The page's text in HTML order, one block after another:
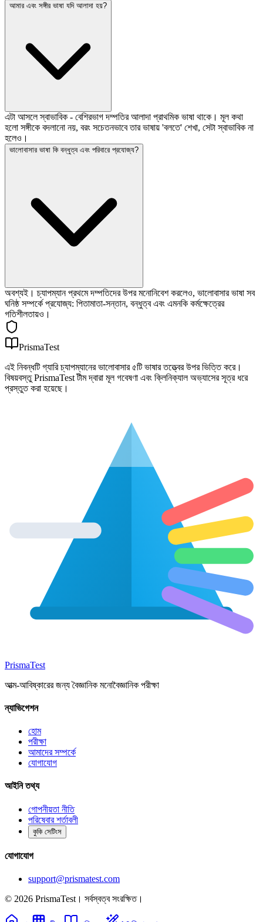
আমার এবং সঙ্গীর ভাষা যদি আলাদা হয়?
এটা আসলে স্বাভাবিক - বেশিরভাগ দম্পতির আলাদা প্রাথমিক ভাষা থাকে। মূল কথা
হলো সঙ্গীকে বদলানো নয়, বরং সচেতনভাবে তার ভাষায় 'বলতে' শেখা, সেটা স্বাভাবিক না
হলেও।
ভালোবাসার ভাষা কি বন্ধুত্ব এবং পরিবারে প্রযোজ্য?
অবশ্যই। চ্যাপম্যান প্রথমে দম্পতিদের উপর মনোনিবেশ করলেও, ভালোবাসার ভাষা সব
ঘনিষ্ঠ সম্পর্কে প্রযোজ্য: পিতামাতা-সন্তান, বন্ধুত্ব এবং এমনকি কর্মক্ষেত্রের
গতিশীলতায়ও।
PrismaTest
এই নিবন্ধটি গ্যারি চ্যাপম্যানের ভালোবাসার ৫টি ভাষার তত্ত্বের উপর ভিত্তি করে।
বিষয়বস্তু PrismaTest টীম দ্বারা মূল গবেষণা এবং ক্লিনিক্যাল অভ্যাসের সূত্র ধরে
প্রস্তুত করা হয়েছে।
PrismaTest
আত্ম-আবিষ্কারের জন্য বৈজ্ঞানিক মনোবৈজ্ঞানিক পরীক্ষা
ন্যাভিগেশন
হোম
পরীক্ষা
আমাদের সম্পর্কে
যোগাযোগ
আইনি তথ্য
গোপনীয়তা নীতি
পরিষেবার শর্তাবলী
কুকি সেটিংস
যোগাযোগ
support@prismatest.com
© 2026 PrismaTest। সর্বস্বত্ব সংরক্ষিত।